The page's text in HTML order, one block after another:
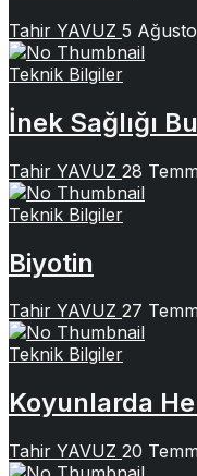
Tahir YAVUZ 5
Teknik Bilgiler
İnek Sağlığı
Tahir YAVUZ 28
Teknik Bilgiler
Biyotin
Tahir YAVUZ 27
Teknik Bilgiler
Koyunlarda
Tahir YAVUZ 20